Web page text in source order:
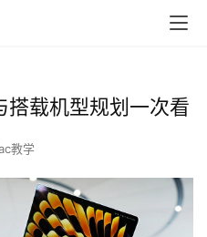
载机型规划一次看
教学